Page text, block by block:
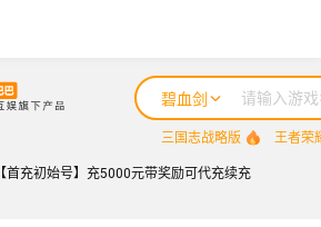
碧血剑
三国志战略版 王者荣
【首充初始号】充5000元带奖励可代充续充